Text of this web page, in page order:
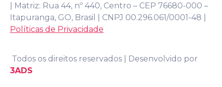
| Matriz: Rua 44, nº 440, Centro – CEP 76680-000 –
Itapuranga, GO, Brasil | CNPJ 00.296.061/0001-48 |
Políticas de Privacidade
Todos os direitos reservados | Desenvolvido por
3ADS